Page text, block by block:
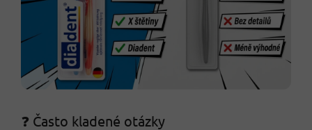
❓ Často kladené otázky